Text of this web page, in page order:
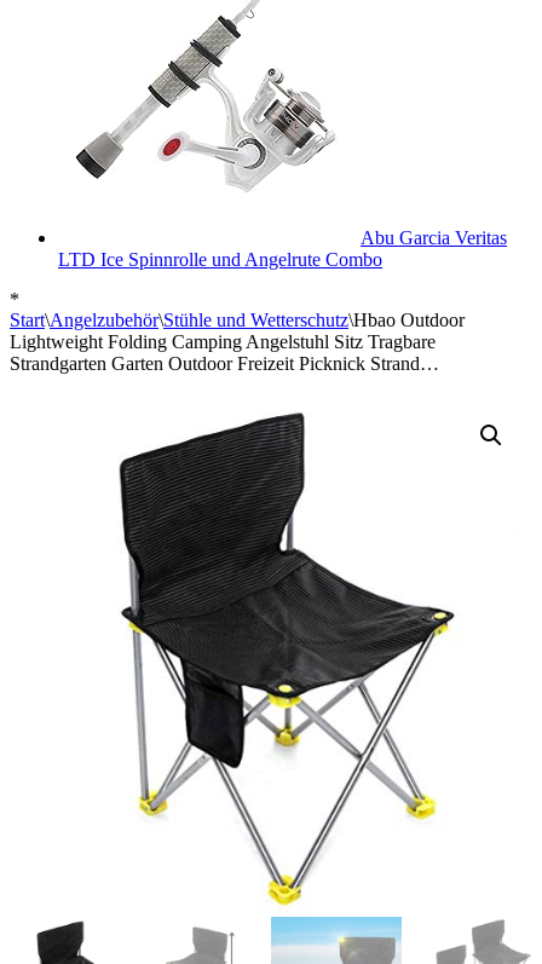
Abu Garcia Veritas
LTD Ice Spinnrolle und Angelrute Combo
*
Start\Angelzubehör\Stühle und Wetterschutz\Hbao Outdoor
Lightweight Folding Camping Angelstuhl Sitz Tragbare
Strandgarten Garten Outdoor Freizeit Picknick Strand…